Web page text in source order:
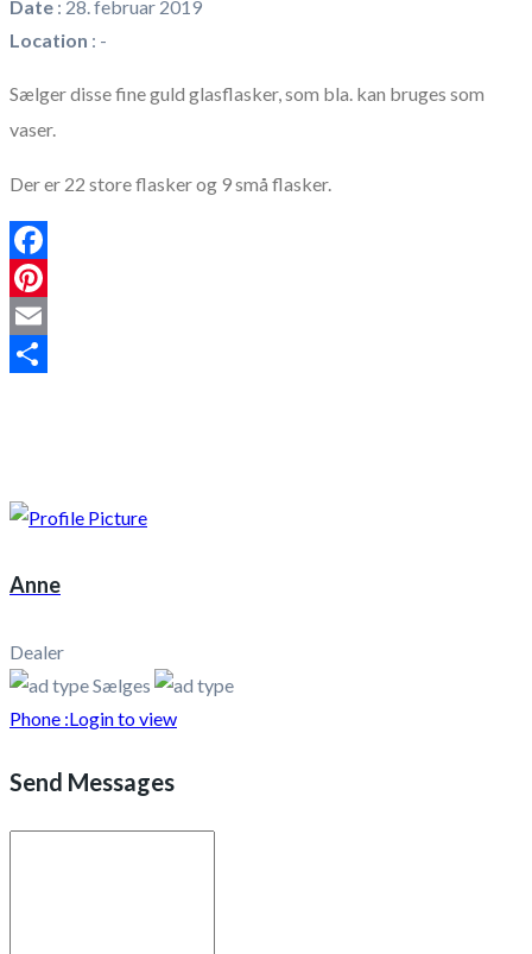
Date : 28. februar 2019
Location : -
Sælger disse fine guld glasflasker, som bla. kan bruges som
vaser.
Der er 22 store flasker og 9 små flasker.
Facebook
Pinterest
Email
Anne
Dealer
Sælges
Phone :Login to view
Send Messages